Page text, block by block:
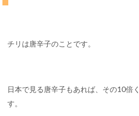
チリは唐辛子のことです。
日本で見る唐辛子もあれば、その10倍
す。